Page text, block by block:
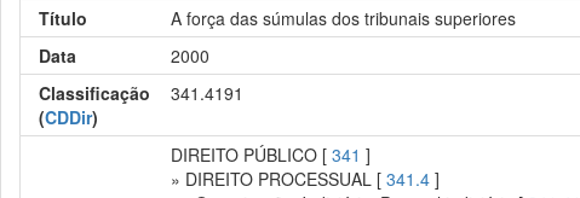
Título
A força das súmulas dos tribunais superiores
Data
2000
Classificação
(CDDir)
341.4191
DIREITO PÚBLICO [341 ]
» DIREITO PROCESSUAL [341.4 ]